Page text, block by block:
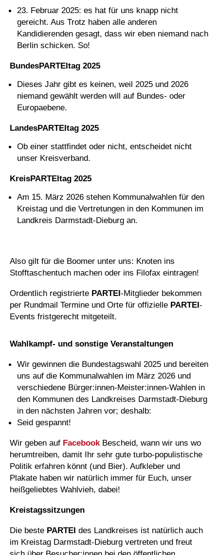
23. Februar 2025: es hat für uns knapp nicht
gereicht. Aus Trotz haben alle anderen
Kandidierenden gesagt, dass wir eben niemand nach
Berlin schicken. So!
BundesPARTEItag 2025
Dieses Jahr gibt es keinen, weil 2025 und 2026
niemand gewählt werden will auf Bundes- oder
Europaebene.
LandesPARTEItag 2025
Ob einer stattfindet oder nicht, entscheidet nicht
unser Kreisverband.
KreisPARTEItag 2025
Am 15. März 2026 stehen Kommunalwahlen für den
Kreistag und die Vertretungen in den Kommunen im
Landkreis Darmstadt-Dieburg an.
Also gilt für die Boomer unter uns: Knoten ins
Stofftaschentuch machen oder ins Filofax eintragen!
Ordentlich registrierte PARTEI-Mitglieder bekommen
per Rundmail Termine und Orte für offizielle PARTEI-
Events fristgerecht mitgeteilt.
Wahlkampf- und sonstige Veranstaltungen
Wir gewinnen die Bundestagswahl 2025 und bereiten
uns auf die Kommunalwahlen im März 2026 und
verschiedene Bürger:innen-Meister:innen-Wahlen in
den Kommunen des Landkreises Darmstadt-Dieburg
in den nächsten Jahren vor; deshalb:
Seid gespannt!
Wir geben auf FacebookBescheid, wann wir uns wo
herumtreiben, damit Ihr sehr gute turbo-populistische
Politik erfahren könnt (und Bier). Aufkleber und
Plakate haben wir natürlich immer für Euch, unser
heißgeliebtes Wahlvieh, dabei!
Kreistagssitzungen
Die beste PARTEI des Landkreises ist natürlich auch
im Kreistag Darmstadt-Dieburg vertreten und freut